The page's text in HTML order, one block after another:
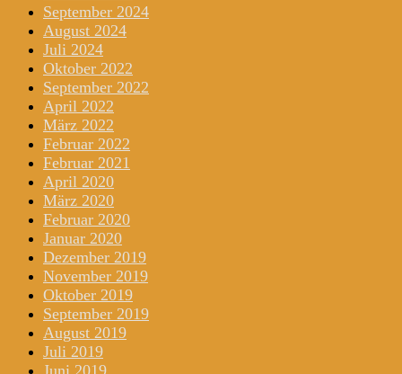
September 2024
August 2024
Juli 2024
Oktober 2022
September 2022
April 2022
März 2022
Februar 2022
Februar 2021
April 2020
März 2020
Februar 2020
Januar 2020
Dezember 2019
November 2019
Oktober 2019
September 2019
August 2019
Juli 2019
Juni 2019